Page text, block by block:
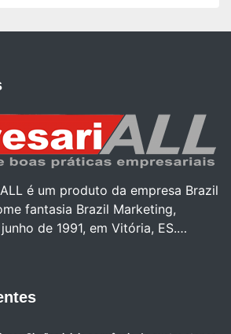
é um produto da empresa Brazil
fantasia Brazil Marketing,
de 1991, em Vitória, ES.…